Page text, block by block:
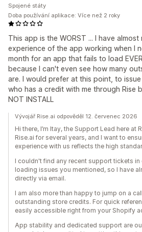
This app is the WORST ... I have
experience of the app working when I
month for an app that fails to load
because I can't even see how many
are. I would prefer at this point, to
who has a credit with me through Rise
NOT INSTALL
Spojené státy
Doba používání aplikace: Více než 2 roky
Vývojář Rise.ai odpověděl 12. červenec 2026
Hi there, I’m Itay, the Support Lead here at
Rise.ai for several years, and I want to
experience with us reflects the high
I couldn't find any recent support tickets
loading issues you mentioned, so I have
directly via email.
I am also more than happy to jump on a
outstanding store credits. For quick
easily accessible right from your Shopify
App stability and dedicated support are